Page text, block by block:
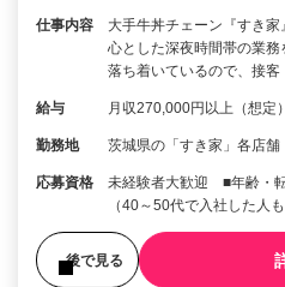
仕事内容
大手牛丼チェーン『すき
心とした深夜時間帯の業
落ち着いているので、接
給与 月収270,000円以上（想定）
勤務地 茨城県の「すき家」各店舗
応募資格
未経験者大歓迎 ■年齢・
（40～50代で入社した
後で見る